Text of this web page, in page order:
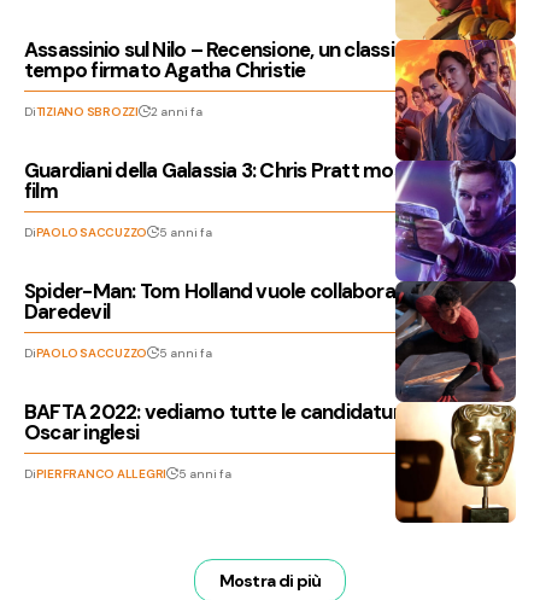
Assassinio sul Nilo – Recensione, un classico senza
tempo firmato Agatha Christie
DiTIZIANO SBROZZI 2 anni fa
Guardiani della Galassia 3: Chris Pratt mostra il set del
film
DiPAOLO SACCUZZO 5 anni fa
Spider-Man: Tom Holland vuole collaborare con
Daredevil
DiPAOLO SACCUZZO 5 anni fa
BAFTA 2022: vediamo tutte le candidature degli
Oscar inglesi
DiPIERFRANCO ALLEGRI 5 anni fa
Mostra di più